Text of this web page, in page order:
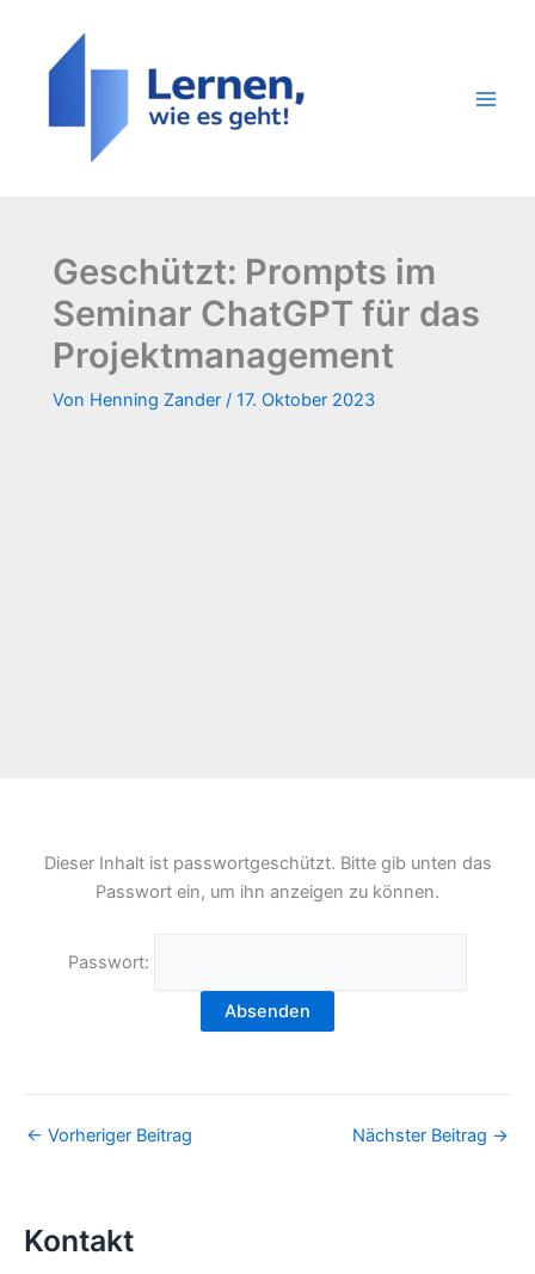
springen
Geschützt: Prompts im
Seminar ChatGPT für das
Projektmanagement
Von Henning Zander / 17. Oktober 2023
Dieser Inhalt ist passwortgeschützt. Bitte gib unten das
Passwort ein, um ihn anzeigen zu können.
Passwort:
← Vorheriger Beitrag Nächster Beitrag →
Kontakt